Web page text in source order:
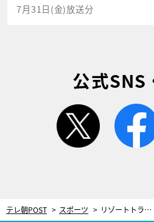
7月31日(金)放送分
公式SNS
twitter
テレ朝POST スポーツ リゾートトラスト レディス開催間近！ 原英莉花「2連覇目指してベストを尽くす」